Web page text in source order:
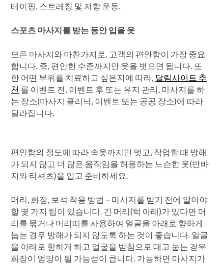
테이핑, 스트레칭 및 저항 운동.
스포츠 마사지를 받는 동안 입을 옷
모든 마사지와 마찬가지로, 고객의 편안함이 가장 중요
합니다. 즉, 편안한 수준까지만 옷을 벗으면 됩니다. 또
한 어떤 부위를 치료하고 싶은지에 따라, 달림사이트 추
천 를 이벤트 전, 이벤트 후 또는 유지 관리, 마사지를 하
는 장소(마사지 클리닉, 이벤트 또는 공공 장소)에 따라
달라집니다.
편안함의 정도에 따라 속옷까지만 벗고, 작업할 때 방해
가 되지 않고 더 많은 움직임을 허용하는 느슨한 옷(반바
지와 티셔츠)을 입고 준비하세요.
머리, 화장, 보석 착용 방법 – 마사지를 받기 전에 알아야
할 몇 가지 팁이 있습니다. 긴 머리(턱 아래)가 있다면 머
리를 묶거나 머리띠를 사용하여 얼굴을 아래로 향하게
눕는 경우 방해가 되지 않도록 하는 것이 좋습니다. 얼굴
을 아래로 향하게 하고 얼굴을 받침으로 대고 눕는 경우
화장이 엉망이 될 가능성이 큽니다. 가능하면 마사지가